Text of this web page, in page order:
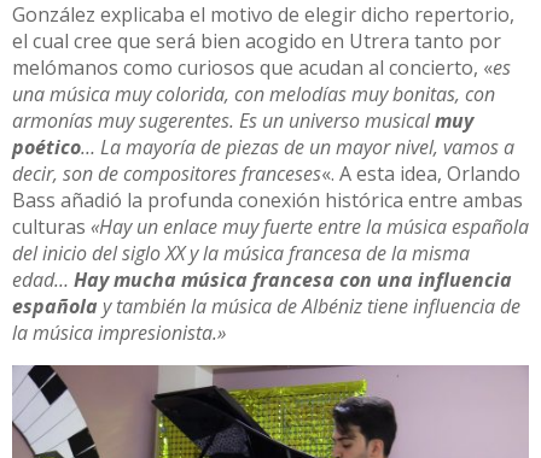
González explicaba el motivo de elegir dicho repertorio,
el cual cree que será bien acogido en Utrera tanto por
melómanos como curiosos que acudan al concierto, «es
una música muy colorida, con melodías muy bonitas, con
armonías muy sugerentes. Es un universo musicalmuy
poético… La mayoría de piezas de un mayor nivel, vamos a
decir, son de compositores franceses«. A esta idea, Orlando
Bass añadió la profunda conexión histórica entre ambas
culturas «Hay un enlace muy fuerte entre la música española
del inicio del siglo XX y la música francesa de la misma
edad… Hay mucha música francesa con una influencia
española y también la música de Albéniz tiene influencia de
la música impresionista.»